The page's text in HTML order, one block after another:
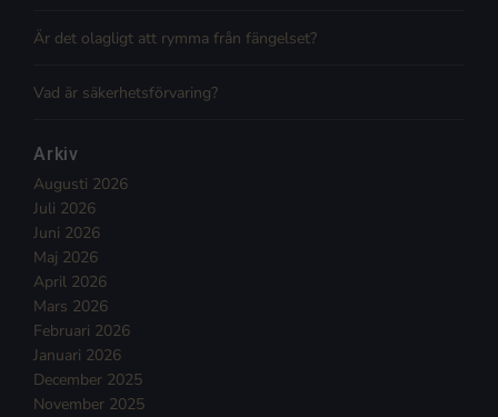
Är det olagligt att rymma från fängelset?
Vad är säkerhetsförvaring?
Arkiv
Augusti 2026
Juli 2026
Juni 2026
Maj 2026
April 2026
Mars 2026
Februari 2026
Januari 2026
December 2025
November 2025